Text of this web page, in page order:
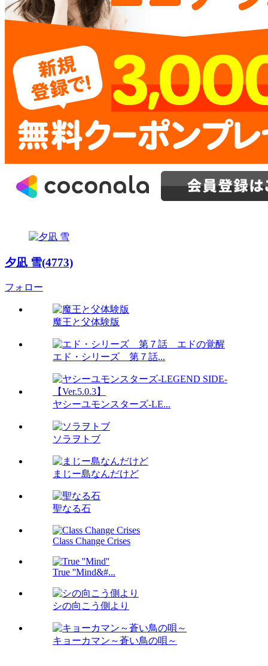
夕凪 雪(4773)
フォロー
魔王と父体験版
エド・シリーズ 第７話...
ヤシーユモンスターズ-LE...
ソラヲトブ
まじー島なんだけど
聖なる石
Class Change Crises
True ''Mind&#...
シの向こう側より
キョーカマン～蒼い鳥の唄～